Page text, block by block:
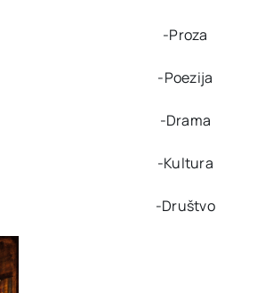
-Proza
-Poezija
-Drama
-Kultura
-Društvo